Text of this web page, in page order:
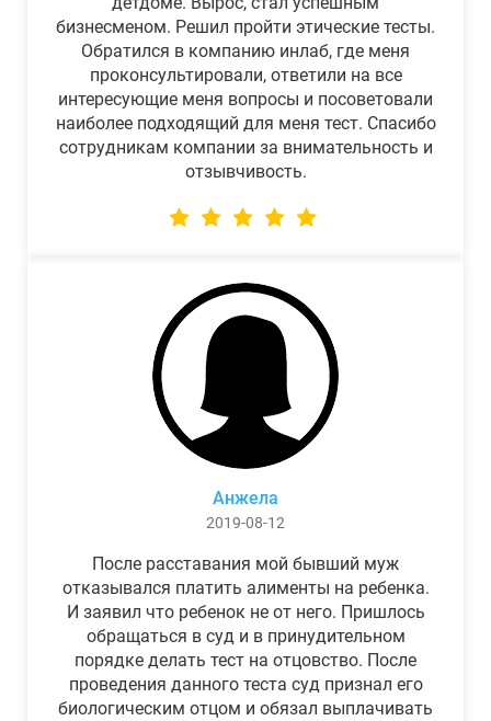
бизнесменом. Решил пройти этические тесты.
Обратился в компанию инлаб, где меня
проконсультировали, ответили на все
интересующие меня вопросы и посоветовали
наиболее подходящий для меня тест. Спасибо
сотрудникам компании за внимательность и
отзывчивость.
Анжела
2019-08-12
После расставания мой бывший муж
отказывался платить алименты на ребенка.
И заявил что ребенок не от него. Пришлось
обращаться в суд и в принудительном
порядке делать тест на отцовство. После
проведения данного теста суд признал его
биологическим отцом и обязал выплачивать